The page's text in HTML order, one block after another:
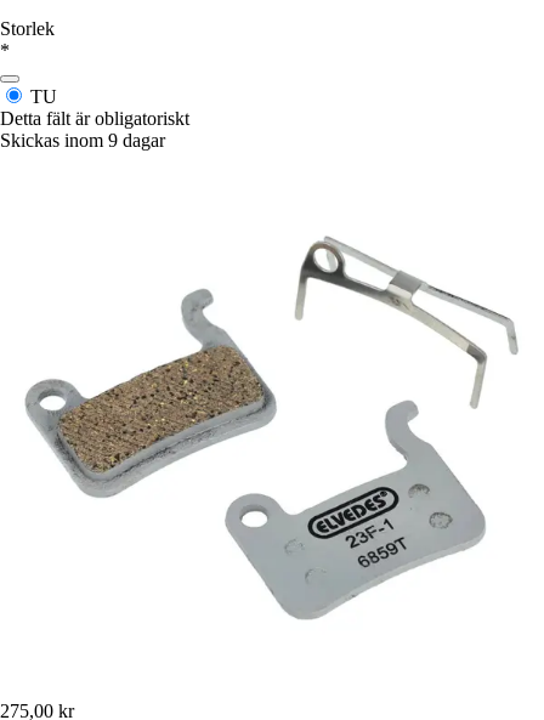
Storlek
*
TU
Detta fält är obligatoriskt
Skickas inom 9 dagar
275,00 kr